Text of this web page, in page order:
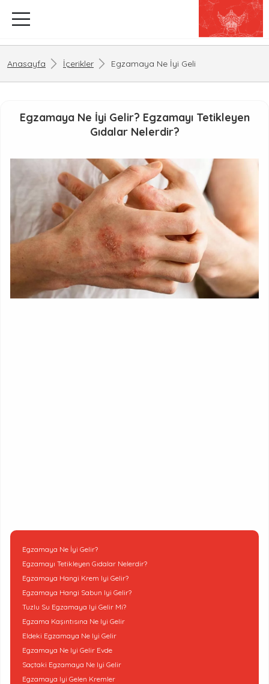
Anasayfa İçerikler Egzamaya Ne İyi Geli
Egzamaya Ne İyi Gelir? Egzamayı Tetikleyen
Gıdalar Nelerdir?
Egzamaya Ne İyi Gelir?
Egzamayı Tetikleyen Gıdalar Nelerdir?
Egzamaya Hangi Krem Iyi Gelir?
Egzamaya Hangi Sabun Iyi Gelir?
Tuzlu Su Egzamaya Iyi Gelir Mi?
Egzama Kaşıntısına Ne Iyi Gelir
Eldeki Egzamaya Ne Iyi Gelir
Egzamaya Ne Iyi Gelir Evde
Saçtaki Egzamaya Ne Iyi Gelir
Egzamaya Iyi Gelen Kremler